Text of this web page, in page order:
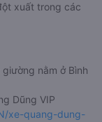
xuất trong các
nằm ở Bình
Dũng VIP
xe-quang-dung-